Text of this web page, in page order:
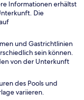
Informationen erhältst
Die
und Gastrichtlinien
sein können.
von der Unterkunft
des Pools und
variieren.